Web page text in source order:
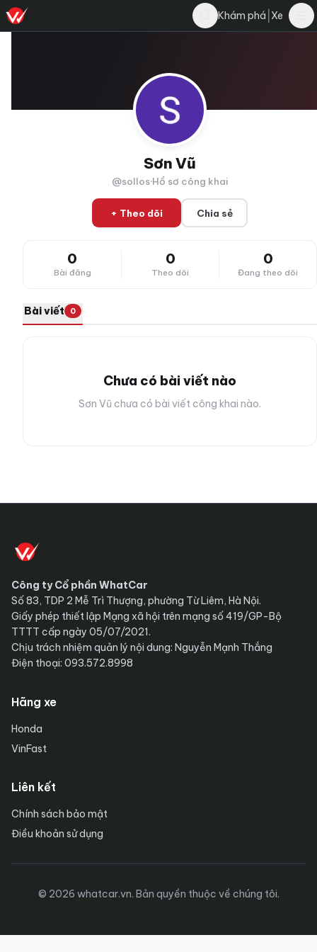
Khám phá Xe
Sơn Vũ
@sollos·Hồ sơ công khai
0
Bài đăng
0
Theo dõi
0
Đang theo dõi
+ Theo dõi Chia sẻ
Bài viết 0
Chưa có bài viết nào
Sơn Vũ chưa có bài viết công khai nào.
Công ty Cổ phần WhatCar
Số 83, TDP 2 Mễ Trì Thượng, phường Từ Liêm, Hà Nội.
Giấy phép thiết lập Mạng xã hội trên mạng số 419/GP-Bộ
TTTT cấp ngày 05/07/2021.
Chịu trách nhiệm quản lý nội dung: Nguyễn Mạnh Thắng
Điện thoại: 093.572.8998
Hãng xe
Honda
VinFast
Liên kết
Chính sách bảo mật
Điều khoản sử dụng
© 2026 whatcar.vn. Bản quyền thuộc về chúng tôi.